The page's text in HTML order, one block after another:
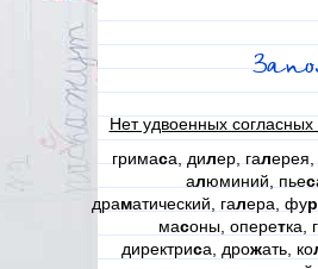
Нет удвоенных согласных
гримаса, дилер, галерея,
алюминий, пьес
драматический, галера, фур
масоны, оперетка,
директриса, дрожать, ко